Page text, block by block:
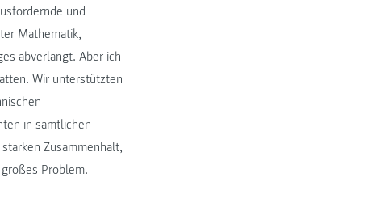
und
Mathematik,
abverlangt. Aber ich
Wir unterstützten
in sämtlichen
Zusammenhalt,
Problem.